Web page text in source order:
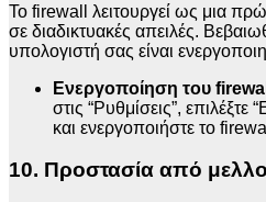
Το firewall λειτουργεί ως μια
σε διαδικτυακές απειλές.
υπολογιστή σας είναι
Ενεργοποίηση του firewall
στις “Ρυθμίσεις”,
και ενεργοποιήστε το
10. Προστασία από